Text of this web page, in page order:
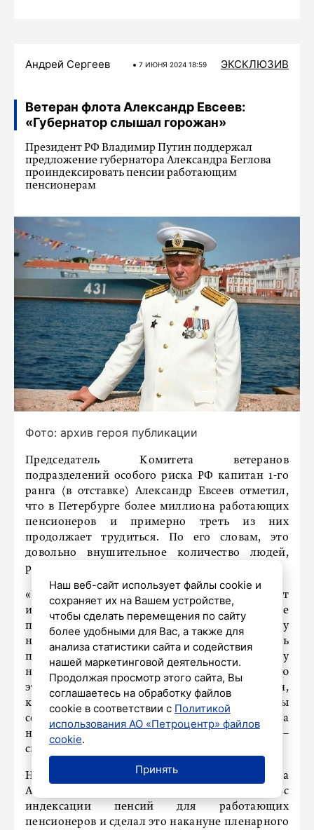
Андрей Сергеев 7 ИЮНЯ 2024 18:59 ЭКСКЛЮЗИВ
Ветеран флота Александр Евсеев:
«Губернатор слышал горожан»
Президент РФ Владимир Путин поддержал
предложение губернатора Александра Беглова
проиндексировать пенсии работающим
пенсионерам
Фото: архив героя публикации
Председатель Комитета ветеранов
подразделений особого риска РФ капитан 1-го
ранга (в отставке) Александр Евсеев отметил,
что в Петербурге более миллиона работающих
пенсионеров и примерно треть из них
продолжает трудиться. По его словам, это
довольно внушительное количество людей,
работающих на развитие нашего города.
«Неработающие пенсионеры получают
индексации. Я как работающий пенсионер не
получал, но чем же я хуже. Я тружусь, плачу
налоги, отчисления в Пенсионный фонд. Теперь
принятое президентом решение исправит эту
несправедливость. Полностью поддерживаю
эту инициативу. Губернатор услышал горожан,
которые просили улучшить различные виды
социального обеспечения, и его инициатива
нашла одобрение у федеральной власти», –
сказал Александр Евсеев.
Напомним, губернатор Санкт-Петербурга
Александр Беглов пообещал поднять вопрос
индексации пенсий для работающих
пенсионеров и сделал это накануне пленарного
Наш веб-сайт использует файлы cookie и
сохраняет их на Вашем устройстве,
чтобы сделать перемещения по сайту
более удобными для Вас, а также для
анализа статистики сайта и содействия
нашей маркетинговой деятельности.
Продолжая просмотр этого сайта, Вы
соглашаетесь на обработку файлов
cookie в соответствии с Политикой
использования АО «Петроцентр» файлов
cookie.
Принять